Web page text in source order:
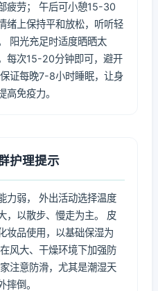
疲劳； 午后可小憩15-30
绪上保持平和放松，听听轻
阳光充足时适度晒晒太
每次15-20分钟即可，避开
证每晚7-8小时睡眠，让身
免疫力。
护理提示
力弱， 外出活动选择温度
，以散步、慢走为主。 皮
妆品使用，以基础保湿为
风大、干燥环境下加强防
注意防滑，尤其是潮湿天
倒。